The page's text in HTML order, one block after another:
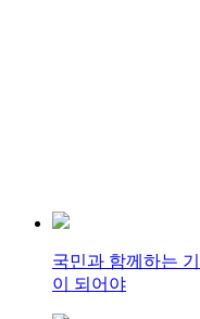
국민과 함께하는
이 되어야